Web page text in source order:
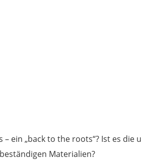
ein „back to the roots“? Ist es
Materialien?